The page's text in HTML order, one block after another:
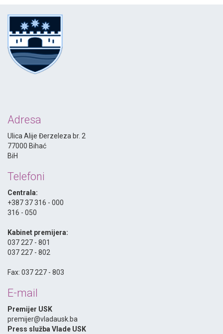
Adresa
Ulica Alije Đerzeleza br. 2
77000 Bihać
BiH
Telefoni
Centrala:
+387 37 316 - 000
316 - 050
Kabinet premijera:
037 227 - 801
037 227 - 802
Fax: 037 227 - 803
E-mail
Premijer USK
premijer@vladausk.ba
Press služba Vlade USK